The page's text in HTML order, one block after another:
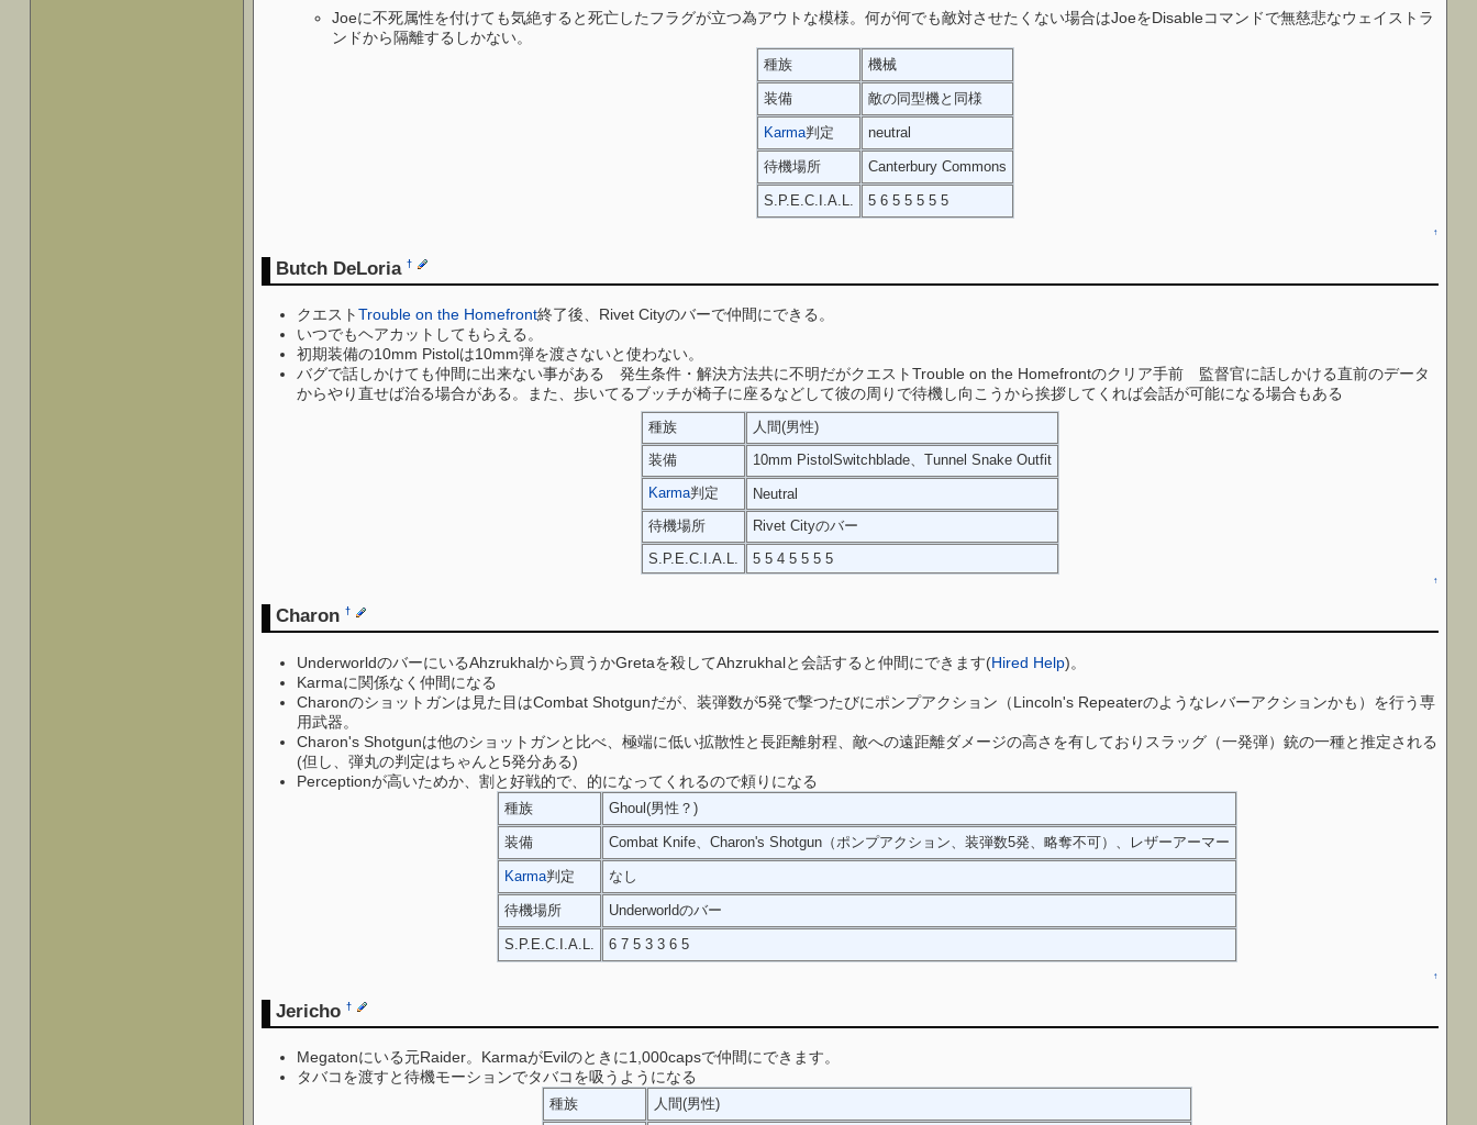
Joeに不死属性を付けても気絶すると死亡したフラグが立つ為アウトな模様。何が何でも敵対させたくない場合はJoeをDisableコマンドで無慈悲なウェイストラ
ンドから隔離するしかない。
種族 機械
装備 敵の同型機と同様
Karma判定 neutral
待機場所 Canterbury Commons
S.P.E.C.I.A.L. 5 6 5 5 5 5 5
↑
Butch DeLoria †
クエストTrouble on the Homefront終了後、Rivet Cityのバーで仲間にできる。
いつでもヘアカットしてもらえる。
初期装備の10mm Pistolは10mm弾を渡さないと使わない。
バグで話しかけても仲間に出来ない事がある 発生条件・解決方法共に不明だがクエストTrouble on the Homefrontのクリア手前 監督官に話しかける直前のデータ
からやり直せば治る場合がある。また、歩いてるブッチが椅子に座るなどして彼の周りで待機し向こうから挨拶してくれば会話が可能になる場合もある
種族
人間(男性)
装備
10mm PistolSwitchblade、Tunnel Snake Outfit
Karma判定
Neutral
待機場所
Rivet Cityのバー
S.P.E.C.I.A.L.
5 5 4 5 5 5 5
↑
Charon †
UnderworldのバーにいるAhzrukhalから買うかGretaを殺してAhzrukhalと会話すると仲間にできます(Hired Help)。
Karmaに関係なく仲間になる
Charonのショットガンは見た目はCombat Shotgunだが、装弾数が5発で撃つたびにポンプアクション（Lincoln's Repeaterのようなレバーアクションかも）を行う専
用武器。
Charon's Shotgunは他のショットガンと比べ、極端に低い拡散性と長距離射程、敵への遠距離ダメージの高さを有しておりスラッグ（一発弾）銃の一種と推定される
(但し、弾丸の判定はちゃんと5発分ある)
Perceptionが高いためか、割と好戦的で、的になってくれるので頼りになる
種族 Ghoul(男性？)
装備 Combat Knife、Charon's Shotgun（ポンプアクション、装弾数5発、略奪不可）、レザーアーマー
Karma判定 なし
待機場所 Underworldのバー
S.P.E.C.I.A.L. 6 7 5 3 3 6 5
↑
Jericho †
Megatonにいる元Raider。KarmaがEvilのときに1,000capsで仲間にできます。
タバコを渡すと待機モーションでタバコを吸うようになる
種族 人間(男性)